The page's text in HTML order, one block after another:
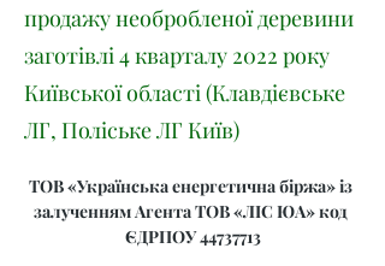
продажу необробленої деревини
заготівлі 4 кварталу 2022 року
Київської області (Клавдієвське
ЛГ, Поліське ЛГ Київ)
ТОВ «Українська енергетична біржа» із
залученням Агента ТОВ «ЛІС ЮА» код
ЄДРПОУ 44737713